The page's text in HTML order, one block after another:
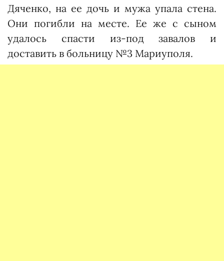
Дяченко, на ее дочь и мужа упала стена.
Они погибли на месте. Ее же с сыном
удалось спасти из-под завалов и
доставить в больницу №3 Мариуполя.